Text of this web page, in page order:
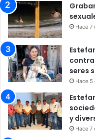
Hace 7
seres
Hace 5
y
Hace 7